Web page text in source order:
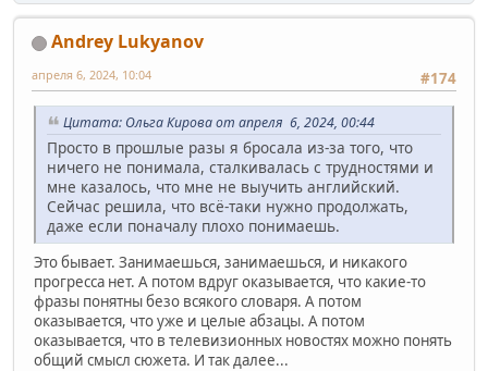
Andrey Lukyanov
#174
апреля 6, 2024, 10:04
Цитата: Ольга Кирова от апреля 6, 2024, 00:44
Просто в прошлые разы я бросала из-за того, что
ничего не понимала, сталкивалась с трудностями и
мне казалось, что мне не выучить английский.
Сейчас решила, что всё-таки нужно продолжать,
даже если поначалу плохо понимаешь.
Это бывает. Занимаешься, занимаешься, и никакого
прогресса нет. А потом вдруг оказывается, что какие-то
фразы понятны безо всякого словаря. А потом
оказывается, что уже и целые абзацы. А потом
оказывается, что в телевизионных новостях можно понять
общий смысл сюжета. И так далее...